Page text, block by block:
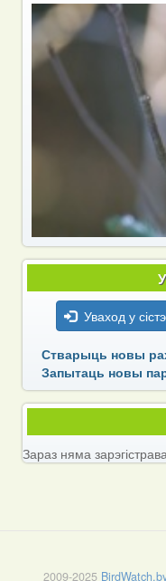
Уваход у
Стварыць новы
Запытаць новы
Зараз няма
2009-2025 BirdWatch.by